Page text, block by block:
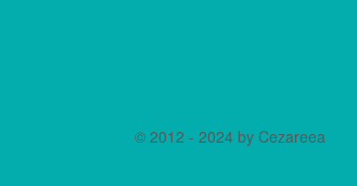
© 2012 - 2024 by Cezareea